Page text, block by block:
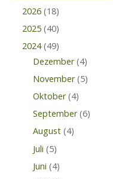
2026 (18)
2025 (40)
2024 (49)
Dezember (4)
November (5)
Oktober (4)
September (6)
August (4)
Juli (5)
Juni (4)